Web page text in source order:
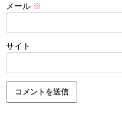
メール ※
サイト